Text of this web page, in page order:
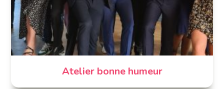
Atelier bonne humeur